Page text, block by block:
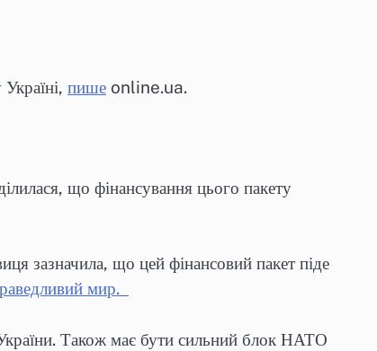
пише online.ua.
що фінансування цього пакету
зазначила, що цей фінансовий пакет піде
мир.
Також має бути сильний блок НАТО